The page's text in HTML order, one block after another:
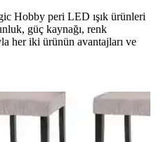
Hobby peri LED ışık ürünleri
güç kaynağı, renk
her iki ürünün avantajları ve